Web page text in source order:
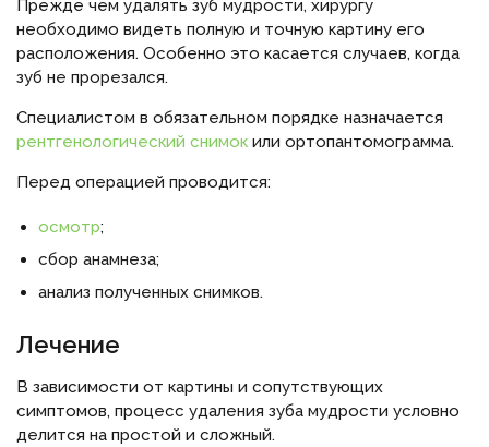
Прежде чем удалять зуб мудрости, хирургу
необходимо видеть полную и точную картину его
расположения. Особенно это касается случаев, когда
зуб не прорезался.
Специалистом в обязательном порядке назначается
рентгенологический снимок или ортопантомограмма.
Перед операцией проводится:
осмотр;
сбор анамнеза;
анализ полученных снимков.
Лечение
В зависимости от картины и сопутствующих
симптомов, процесс удаления зуба мудрости условно
делится на простой и сложный.